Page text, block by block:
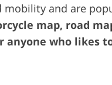
mobility and are
map, road
anyone who likes